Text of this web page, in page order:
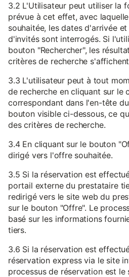
3.2 L'Utilisateur peut utiliser la
prévue à cet effet, avec
souhaitée, les dates d'arrivée
d'invités sont interrogés. Si
bouton "Rechercher", les
critères de recherche
3.3 L'utilisateur peut à tout
de recherche en cliquant sur le
correspondant dans l'en-tête
bouton visible ci-dessous, ce
des critères de recherche.
3.4 En cliquant sur le bouton
dirigé vers l'offre souhaitée.
3.5 Si la réservation est
portail externe du prestataire
redirigé vers le site web du
sur le bouton "Offre". Le
basé sur les informations
tiers.
3.6 Si la réservation est
réservation express via le site
processus de réservation est le